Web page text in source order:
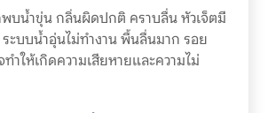
บน้ำขุ่น กลิ่นผิดปกติ คราบลื่น หัวเจ็ตมี
ะบบน้ำอุ่นไม่ทำงาน พื้นลื่นมาก รอย
ำให้เกิดความเสียหายและความไม่